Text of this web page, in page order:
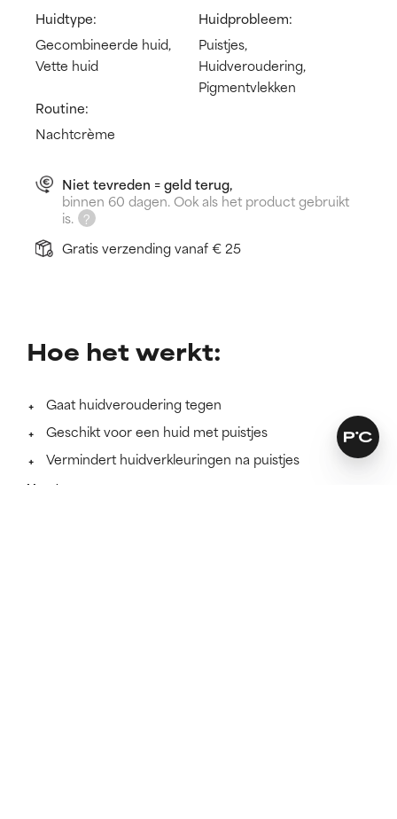
Huidtype:
Gecombineerde huid,
Vette huid
Huidprobleem:
Puistjes,
Huidveroudering,
Pigmentvlekken
Routine:
Nachtcrème
Niet tevreden = geld terug,
binnen 60 dagen. Ook als het product gebruikt
is.
Gratis verzending vanaf € 25
Hoe het werkt:
Gaat huidveroudering tegen
Geschikt voor een huid met puistjes
Vermindert huidverkleuringen na puistjes
Meer lezen